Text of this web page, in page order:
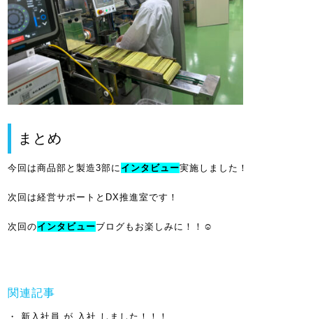
まとめ
今回は商品部と製造3部に インタビュー実施しました！
次回は経営サポートとDX推進室です！
次回のインタビューブログもお楽しみに！！☺
関連記事
新入社員 が 入社 しました！！！